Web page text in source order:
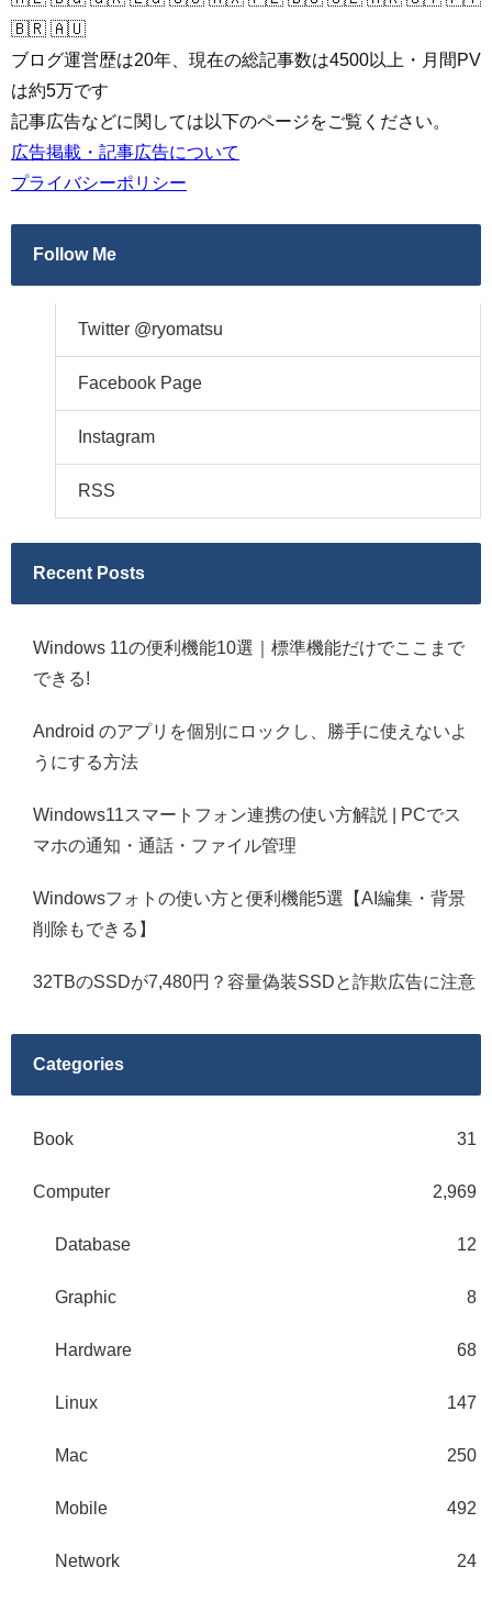
🇧🇷 🇦🇺
ブログ運営歴は20年、現在の総記事数は4500以上・月間PV
は約5万です
記事広告などに関しては以下のページをご覧ください。
広告掲載・記事広告について
プライバシーポリシー
Follow Me
Twitter @ryomatsu
Facebook Page
Instagram
RSS
Recent Posts
Windows 11の便利機能10選｜標準機能だけでここまで
できる!
Android のアプリを個別にロックし、勝手に使えないよ
うにする方法
Windows11スマートフォン連携の使い方解説 | PCでス
マホの通知・通話・ファイル管理
Windowsフォトの使い方と便利機能5選【AI編集・背景
削除もできる】
32TBのSSDが7,480円？容量偽装SSDと詐欺広告に注意
Categories
Book 31
Computer 2,969
Database 12
Graphic 8
Hardware 68
Linux 147
Mac 250
Mobile 492
Network 24